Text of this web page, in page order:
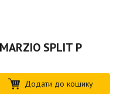
SPLIT P
Додати до кошику